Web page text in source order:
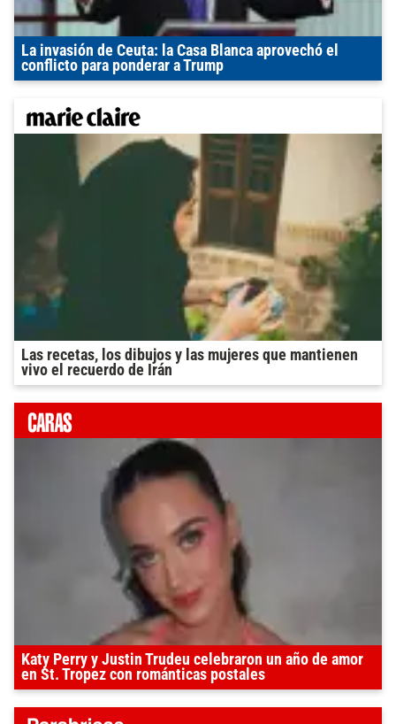
La invasión de Ceuta: la Casa Blanca aprovechó el
conflicto para ponderar a Trump
Las recetas, los dibujos y las mujeres que mantienen
vivo el recuerdo de Irán
Katy Perry y Justin Trudeu celebraron un año de amor
en St. Tropez con románticas postales